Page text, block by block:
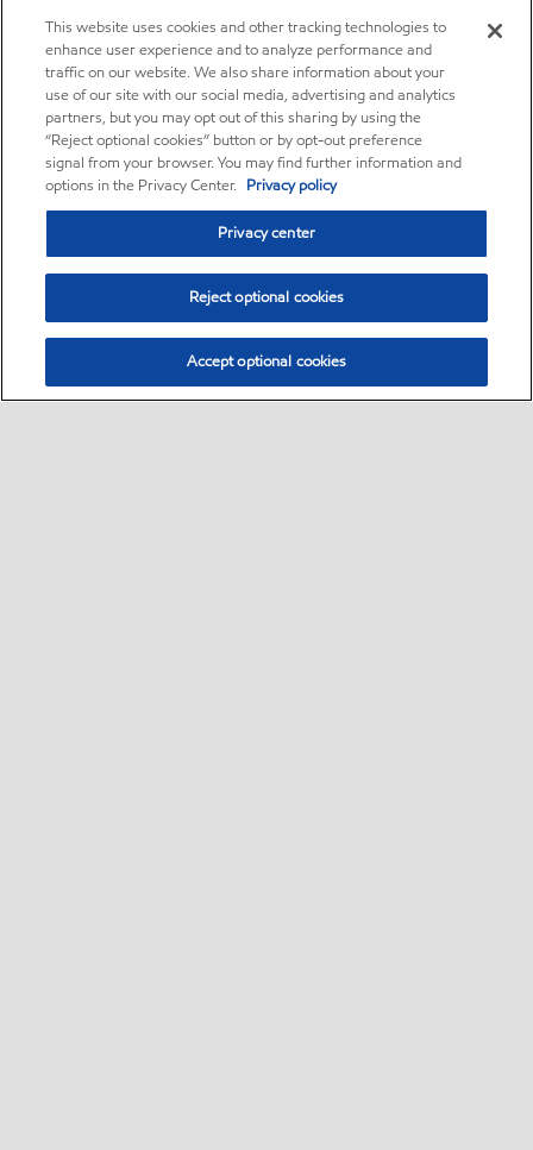
This website uses cookies and other tracking technologies to
enhance user experience and to analyze performance and
traffic on our website. We also share information about your
use of our site with our social media, advertising and analytics
partners, but you may opt out of this sharing by using the
“Reject optional cookies” button or by opt-out preference
signal from your browser. You may find further information and
options in the Privacy Center. Privacy policy
Privacy center
Reject optional cookies
Accept optional cookies